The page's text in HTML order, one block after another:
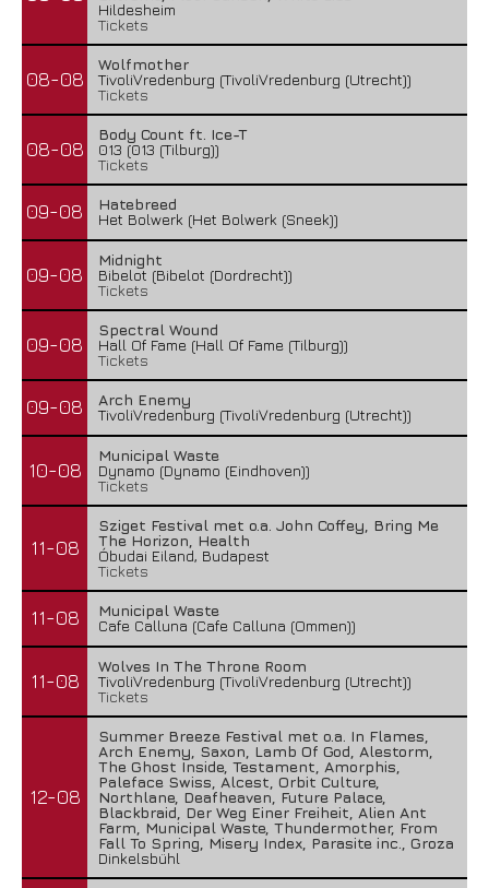
Hildesheim
Tickets
08-08
Wolfmother
TivoliVredenburg (TivoliVredenburg (Utrecht))
Tickets
08-08
Body Count ft. Ice-T
013 (013 (Tilburg))
Tickets
09-08
Hatebreed
Het Bolwerk (Het Bolwerk (Sneek))
09-08
Midnight
Bibelot (Bibelot (Dordrecht))
Tickets
09-08
Spectral Wound
Hall Of Fame (Hall Of Fame (Tilburg))
Tickets
09-08
Arch Enemy
TivoliVredenburg (TivoliVredenburg (Utrecht))
10-08
Municipal Waste
Dynamo (Dynamo (Eindhoven))
Tickets
11-08
Sziget Festival met o.a. John Coffey, Bring Me
The Horizon, Health
Óbudai Eiland, Budapest
Tickets
11-08
Municipal Waste
Cafe Calluna (Cafe Calluna (Ommen))
11-08
Wolves In The Throne Room
TivoliVredenburg (TivoliVredenburg (Utrecht))
Tickets
12-08
Summer Breeze Festival met o.a. In Flames,
Arch Enemy, Saxon, Lamb Of God, Alestorm,
The Ghost Inside, Testament, Amorphis,
Paleface Swiss, Alcest, Orbit Culture,
Northlane, Deafheaven, Future Palace,
Blackbraid, Der Weg Einer Freiheit, Alien Ant
Farm, Municipal Waste, Thundermother, From
Fall To Spring, Misery Index, Parasite inc., Groza
Dinkelsbühl